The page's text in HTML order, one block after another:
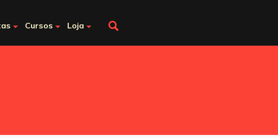
Cursos Loja